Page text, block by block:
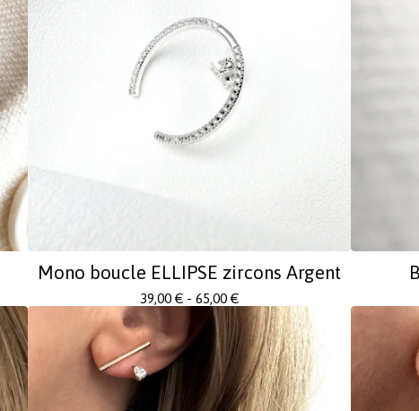
Mono boucle ELLIPSE zircons Argent
39,00 € - 65,00 €